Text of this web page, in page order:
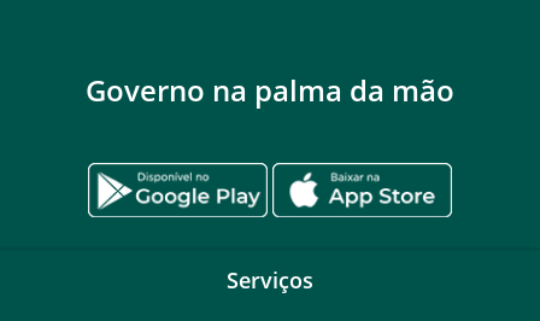
Governo na palma da mão
Serviços